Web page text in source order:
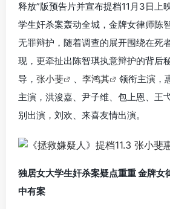
释放”版预告片并宣布提档11月3日上
学生奸杀案轰动全城，金牌女律师陈
无罪辩护，随着调查的展开围绕在死
现，更牵扯出陈智琪执意辩护的背后
导， 张小斐 、 李鸿其
领衔主演，
主演，洪浚嘉、尹子维、包上恩、王
别出演，刘欢、来喜友情出演。
独居女大学生奸杀案疑点重重 金牌女
中有案